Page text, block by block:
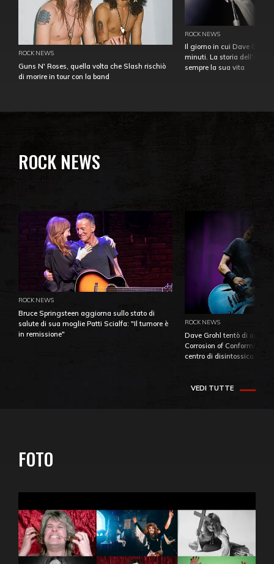
ROCK NEWS
Guns N' Roses, quella volta che Slash rischiò
di morire in tour con la band
ROCK NEWS
Il giorno in cui Dave
minuti. La storia
sempre la sua vita
ROCK NEWS
ROCK NEWS
Bruce Springsteen aggiorna sullo stato di
salute di sua moglie Patti Scialfa: "Il tumore è
in remissione"
ROCK NEWS
Dave Grohl tentò di
Corrosion of Conformity
centro di
VEDI TUTTE
FOTO